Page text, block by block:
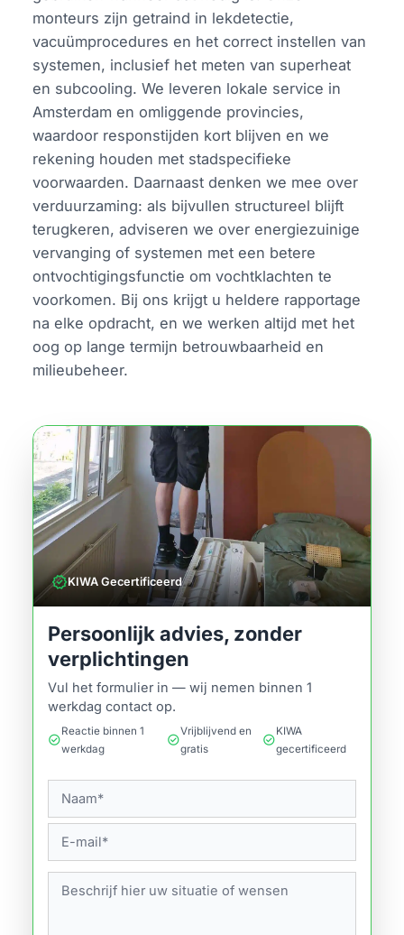
monteurs zijn getraind in lekdetectie,
vacuümprocedures en het correct instellen van
systemen, inclusief het meten van superheat
en subcooling. We leveren lokale service in
Amsterdam en omliggende provincies,
waardoor responstijden kort blijven en we
rekening houden met stadspecifieke
voorwaarden. Daarnaast denken we mee over
verduurzaming: als bijvullen structureel blijft
terugkeren, adviseren we over energiezuinige
vervanging of systemen met een betere
ontvochtigingsfunctie om vochtklachten te
voorkomen. Bij ons krijgt u heldere rapportage
na elke opdracht, en we werken altijd met het
oog op lange termijn betrouwbaarheid en
milieubeheer.
verifiedKIWA Gecertificeerd
Persoonlijk advies, zonder
verplichtingen
Vul het formulier in — wij nemen binnen 1
werkdag contact op.
check_circle
Reactie binnen 1
werkdag
check_circle
Vrijblijvend en
gratis
check_circle
KIWA
gecertificeerd